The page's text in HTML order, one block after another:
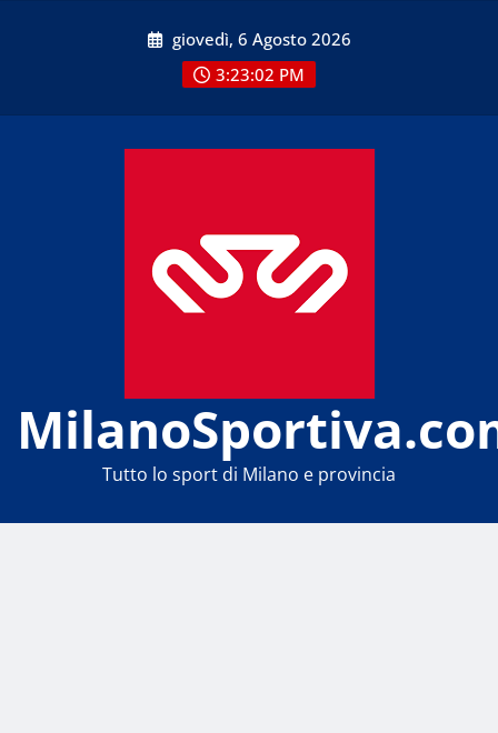
giovedì, 6 Agosto 2026
3:23:03 PM
Tutto lo sport di Milano e provincia